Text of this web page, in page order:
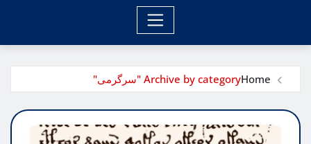
HomeArchive by category "سرگرمی"